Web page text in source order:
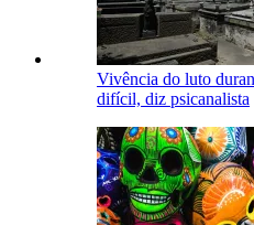
Vivência do luto
difícil, diz psicanalista